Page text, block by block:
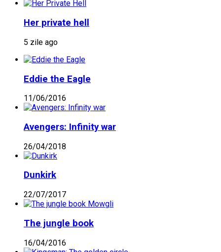
Her private hell
5 zile ago
Eddie the Eagle
11/06/2016
Avengers: Infinity war
26/04/2018
Dunkirk
22/07/2017
The jungle book
16/04/2016